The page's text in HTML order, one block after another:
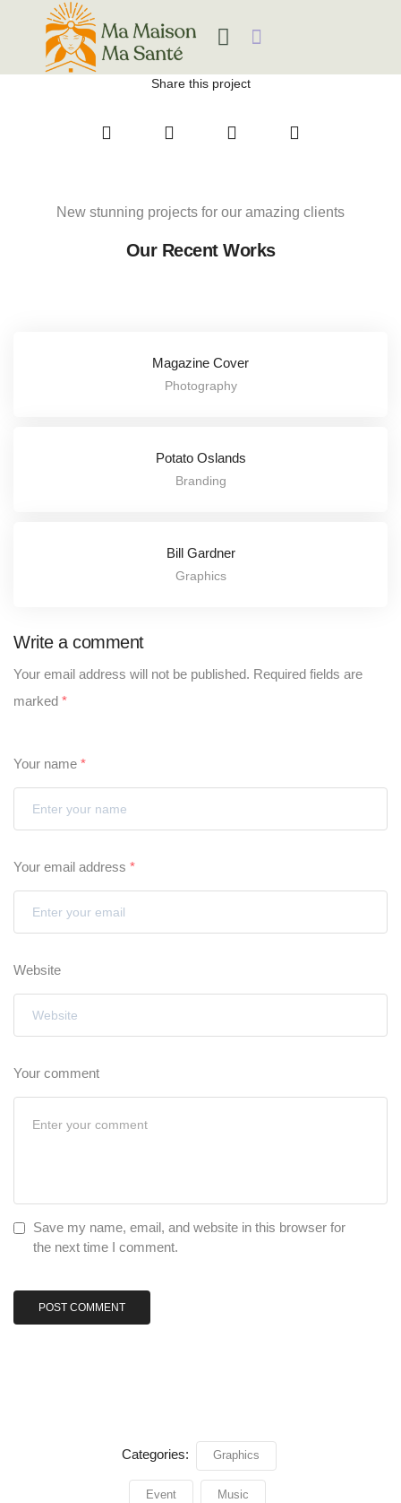
Share this project
New stunning projects for our amazing clients
Our Recent Works
Magazine Cover
Photography
Potato Oslands
Branding
Bill Gardner
Graphics
Write a comment
Your email address will not be published. Required fields are
marked *
Your name *
Your email address *
Website
Your comment
Save my name, email, and website in this browser for
the next time I comment.
Categories: Graphics
Event Music